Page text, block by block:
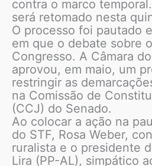
contra o marco
será retomado nesta
O processo foi pautado
em que o debate sobre
Congresso. A Câmara
aprovou, em maio, um
restringir as
na Comissão de
(CCJ) do Senado.
Ao colocar a ação na
do STF, Rosa Weber,
ruralista e o presidente
Lira (PP-AL), simpático